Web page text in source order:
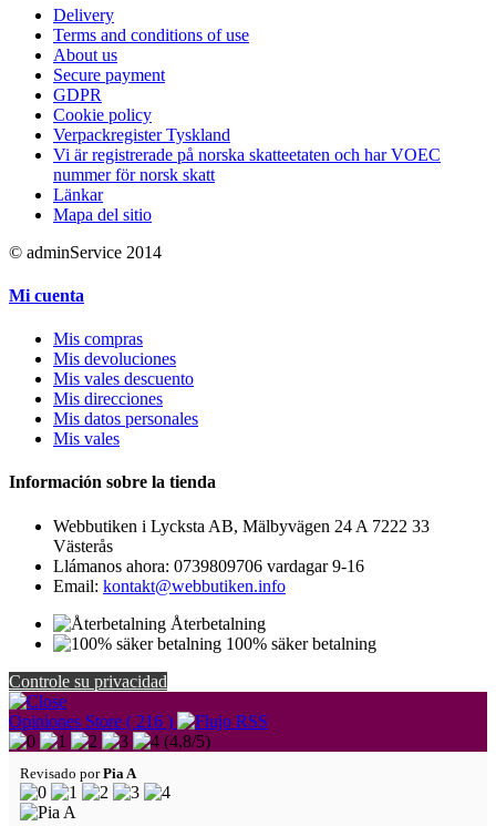
Delivery
Terms and conditions of use
About us
Secure payment
GDPR
Cookie policy
Verpackregister Tyskland
Vi är registrerade på norska skatteetaten och har VOEC
nummer för norsk skatt
Länkar
Mapa del sitio
© adminService 2014
Mi cuenta
Mis compras
Mis devoluciones
Mis vales descuento
Mis direcciones
Mis datos personales
Mis vales
Información sobre la tienda
Webbutiken i Lycksta AB, Mälbyvägen 24 A 7222 33
Västerås
Llámanos ahora: 0739809706 vardagar 9-16
Email: kontakt@webbutiken.info
Återbetalning
100% säker betalning
Controle su privacidad
Opiniones Store ( 216 )
(4,8/5)
Revisado porPia A